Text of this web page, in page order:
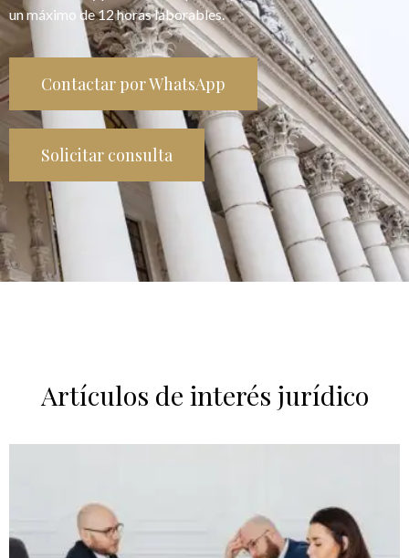
un máximo de 12 horas laborables.
Contactar por WhatsApp
Solicitar consulta
Artículos de interés jurídico